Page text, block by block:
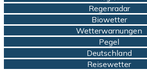
Regenradar
Biowetter
Wetterwarnungen
Pegel
Deutschland
Reisewetter